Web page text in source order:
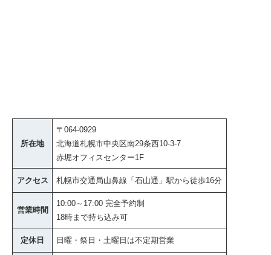
所在地
〒064-0929
北海道札幌市中央区南29条西10-3-7
赤堀オフィスセンター1F
アクセス 札幌市交通局山鼻線「石山通」駅から徒歩16分
営業時間
10:00～17:00 完全予約制
18時まで持ち込み可
定休日 日曜・祭日・土曜日は不定期営業